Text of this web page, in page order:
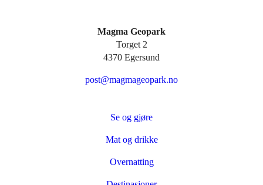
Magma Geopark
Torget 2
4370 Egersund
post@magmageopark.no
Se og gjøre
Mat og drikke
Overnatting